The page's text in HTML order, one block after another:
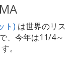
ト) は世界のリス
、今年は11/4～
。